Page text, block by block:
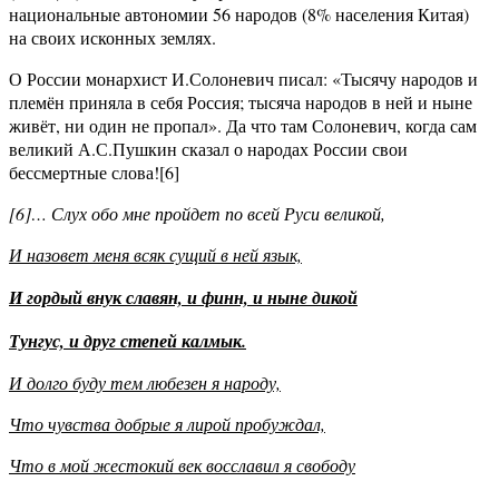
национальные автономии 56 народов (8% населения Китая)
на своих исконных землях.
О России монархист И.Солоневич писал: «Тысячу народов и
племён приняла в себя Россия; тысяча народов в ней и ныне
живёт, ни один не пропал». Да что там Солоневич, когда сам
великий А.С.Пушкин сказал о народах России свои
бессмертные слова![6]
[6]… Слух обо мне пройдет по всей Руси великой,
И назовет меня всяк сущий в ней язык,
И гордый внук славян, и финн, и ныне дикой
Тунгус, и друг степей калмык.
И долго буду тем любезен я народу,
Что чувства добрые я лирой пробуждал,
Что в мой жестокий век восславил я свободу